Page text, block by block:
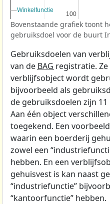
100
100
Winkelfunctie
Winkelfunctie
Bovenstaande grafiek toont
gebruiksdoel voor de buurt
Gebruiksdoelen van
van de BAG registratie.
verblijfsobject wordt
bijvoorbeeld als
de gebruiksdoelen zijn
Aan één object
toegekend. Een
waarin een boerderij
zowel een
hebben. En een
gehuisvest is kan naast
“industriefunctie”
“kantoorfunctie” hebben.